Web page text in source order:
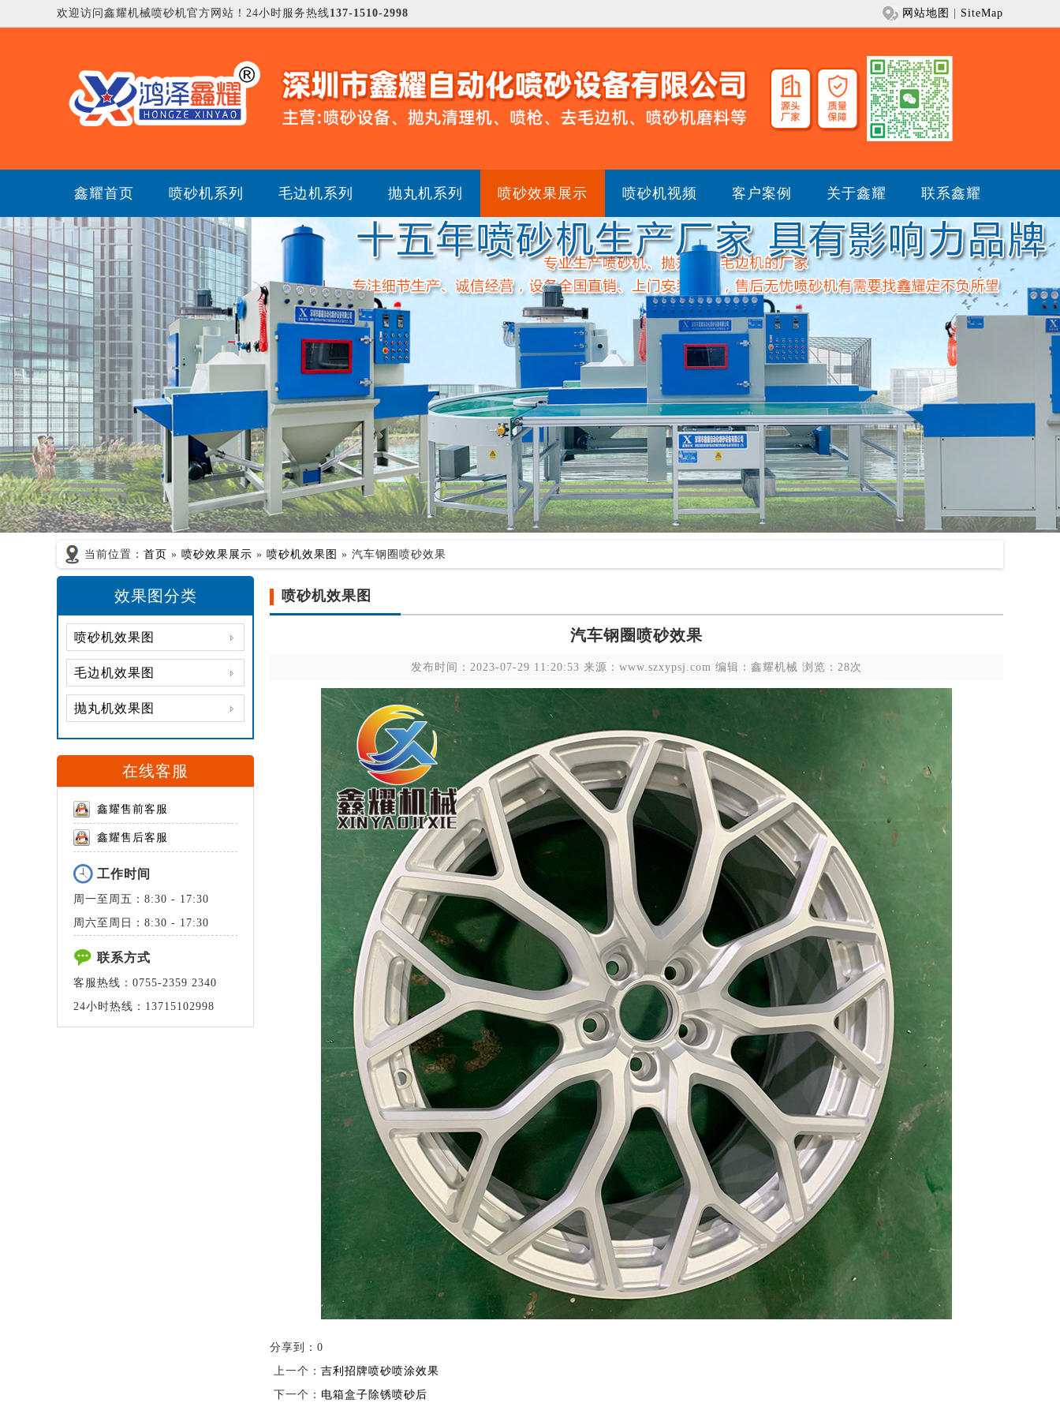
网站地图 SiteMap
欢迎访问鑫耀机械喷砂机官方网站！24小时服务热线137-1510-2998
鑫耀首页 喷砂机系列 毛边机系列 抛丸机系列 喷砂效果展示 喷砂机视频 客户案例 关于鑫耀 联系鑫耀
当前位置： 首页 » 喷砂效果展示 » 喷砂机效果图 » 汽车钢圈喷砂效果
效果图分类
喷砂机效果图
毛边机效果图
抛丸机效果图
在线客服
鑫耀售前客服
鑫耀售后客服
工作时间
周一至周五：8:30 - 17:30
周六至周日：8:30 - 17:30
联系方式
客服热线：0755-2359 2340
24小时热线：13715102998
喷砂机效果图
汽车钢圈喷砂效果
发布时间：2023-07-29 11:20:53 来源：www.szxypsj.com 编辑：鑫耀机械 浏览：28次
分享到： 0
上一个： 吉利招牌喷砂喷涂效果
下一个： 电箱盒子除锈喷砂后